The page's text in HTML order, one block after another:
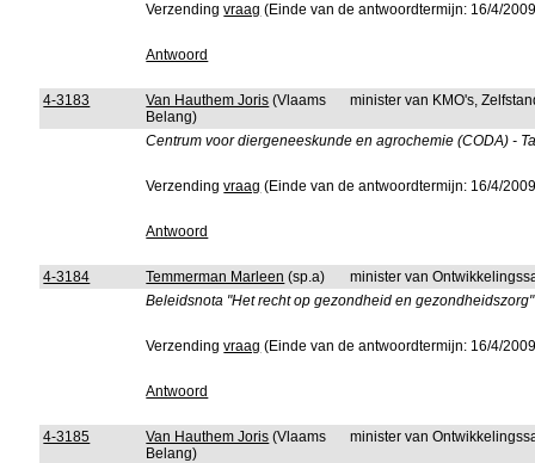
Verzendingvraag (Einde van de antwoordtermijn: 16/4/
Antwoord
4-3183 Van Hauthem Joris (Vlaams
Belang)
minister van KMO's,
Centrum voor diergeneeskunde en agrochemie (CODA) -
Verzendingvraag (Einde van de antwoordtermijn: 16/4/
Antwoord
4-3184 Temmerman Marleen (sp.a)
minister van
Beleidsnota "Het recht op gezondheid en
Verzendingvraag (Einde van de antwoordtermijn: 16/4/
Antwoord
4-3185 Van Hauthem Joris (Vlaams
Belang)
minister van